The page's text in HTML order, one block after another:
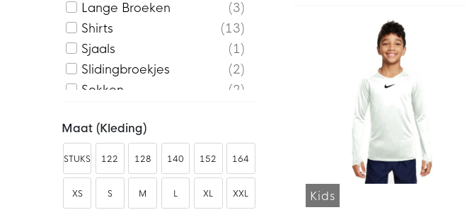
Kids
Lange Broeken
3
Shirts
13
Sjaals
1
Slidingbroekjes
2
Sokken
2
Trainingsjacks
Maat (kleding)
STUKS 122 128 140 152 164
XS S M L XL XXL